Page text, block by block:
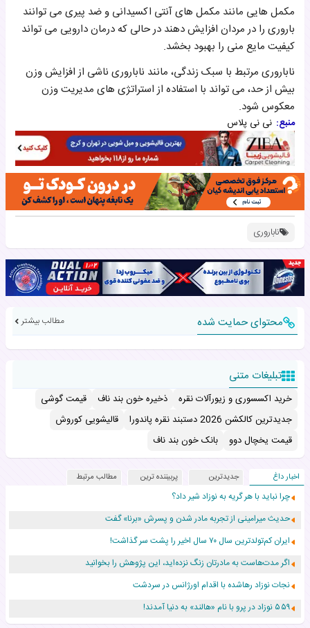
مکمل هایی مانند مکمل های آنتی اکسیدانی و ضد پیری می توانند
باروری را در مردان افزایش دهند در حالی که درمان دارویی می تواند
کیفیت مایع منی را بهبود بخشد.
ناباروری مرتبط با سبک زندگی، مانند ناباروری ناشی از افزایش وزن
بیش از حد، می تواند با استفاده از استراتژی های مدیریت وزن
معکوس شود.
منبع: نی نی پلاس
ناباروری
محتوای حمایت شده مطالب بیشتر
تبلیغات متنی
خرید اکسسوری و زیورآلات نقره ذخیره خون بند ناف
قیمت گوشی
جدیدترین کالکشن 2026 دستبند نقره پاندورا
قالیشویی کوروش
قیمت یخچال دوو
بانک خون بند ناف
اخبار داغ جدیدترین پربیننده ترین مطالب مرتبط
چرا نباید با هر گریه به نوزاد شیر داد؟
حدیث میرامینی از تجربه مادر شدن و پسرش «برنا» گفت
ایران کم‌تولدترین سال ۷۰ سال اخیر را پشت سر گذاشت!
اگر مدت‌هاست به مادرتان زنگ نزده‌اید، این پژوهش را بخوانید
نجات نوزاد رهاشده با اقدام اورژانس در سردشت
۵۵۹ نوزاد در پرو با نام «هالند» به دنیا آمدند!